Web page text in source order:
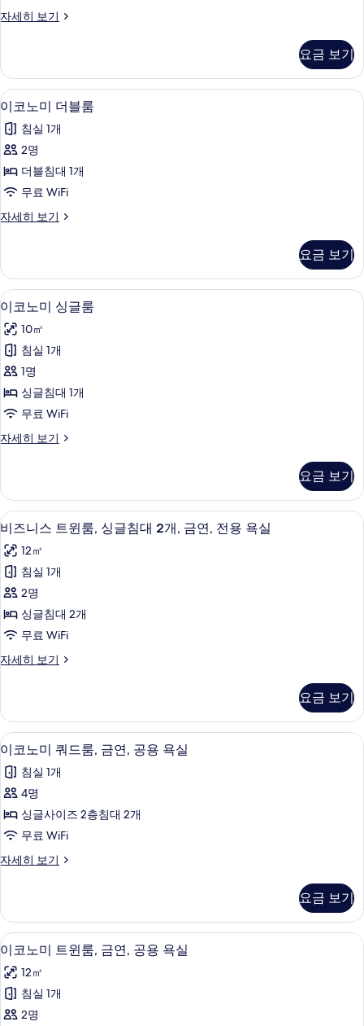
모
보
기
자세히 보기
객
히
보
기
요금 보기
이
코
노
미
더
룸
진
모
두
보
기
이코노미 더블룸 | 무료 WiFi, 침대 시트
17
이코노미 더블룸
침실 1개
2명
더블침대 1개
무료 WiFi
자세히 보기
이
더
블
룸
자
세
히
보
기
요금 보기
이
코
노
미
싱
글
사
모
두
보
기
이코노미 싱글룸 | 무료 WiFi, 침대 시트
18
이코노미 싱글룸
10㎡
침실 1개
1명
싱글침대 1개
무료 WiFi
자세히 보기
이
싱
글
룸
자
세
히
보
기
요금 보기
비
즈
니
스
트
윈
싱
침
대
2
개,
금
연,
전
용
사
진
모
두
보
비즈니스 트윈룸, 싱글침대 2개, 금연,
10
비즈니스 트윈룸, 싱글침대 2개, 금연, 전용 욕실
12㎡
침실 1개
2명
싱글침대 2개
무료 WiFi
자세히 보기
비
트
윈
룸,
싱
글
침
2
개,
연,
실
자
세
히
보
기
요금 보기
이
코
노
미
쿼
룸,
연,
공
용
욕
실
사
이코노미 쿼드룸, 금연, 공용 욕실 | 무
15
이코노미 쿼드룸, 금연, 공용 욕실
침실 1개
4명
싱글사이즈 2층침대 2개
무료 WiFi
자세히 보기
이
쿼
드
룸,
금
연,
공
용
욕
요금 보기
이
코
노
미
이코노미 트윈룸, 금연, 공용 욕실 | 무
12
이코노미 트윈룸, 금연, 공용 욕실
12㎡
침실 1개
2명